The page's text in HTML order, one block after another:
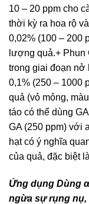
10 – 20 ppm cho
thời kỳ ra hoa rộ
0,02% (100 – 200
lượng quả.+ Phun
trong giai đoạn nở
0,1% (250 – 1000
quả (vỏ mỏng,
táo có thể dùng
GA (250 ppm) với
hạt có ý nghĩa
của quả, đặc biệt
Ứng dụng Dùng
ngừa sự rụng nụ,